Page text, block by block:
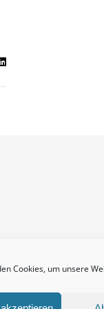
Cookies, um unsere